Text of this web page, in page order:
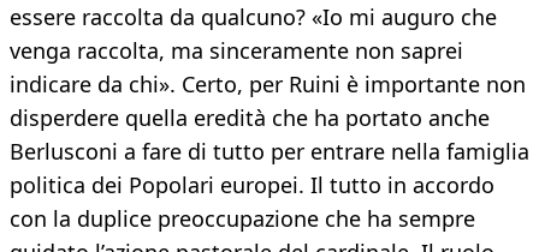
essere raccolta da qualcuno? «Io mi auguro che
venga raccolta, ma sinceramente non saprei
indicare da chi». Certo, per Ruini è importante non
disperdere quella eredità che ha portato anche
Berlusconi a fare di tutto per entrare nella famiglia
politica dei Popolari europei. Il tutto in accordo
con la duplice preoccupazione che ha sempre